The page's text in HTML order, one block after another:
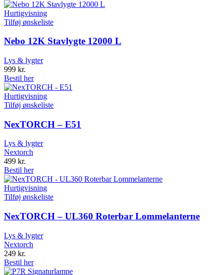
Hurtigvisning
Tilføj ønskeliste
Nebo 12K Stavlygte 12000 L
Lys & lygter
999 kr.
Bestil her
Hurtigvisning
Tilføj ønskeliste
NexTORCH – E51
Lys & lygter
Nextorch
499 kr.
Bestil her
Hurtigvisning
Tilføj ønskeliste
NexTORCH – UL360 Roterbar Lommelanterne
Lys & lygter
Nextorch
249 kr.
Bestil her